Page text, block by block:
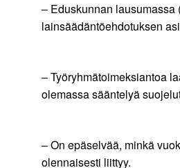
– Eduskunnan
lainsäädäntöehdotuksen
– Työryhmätoimeksiantoa
olemassa sääntelyä
– On epäselvää, minkä
olennaisesti liittyy.